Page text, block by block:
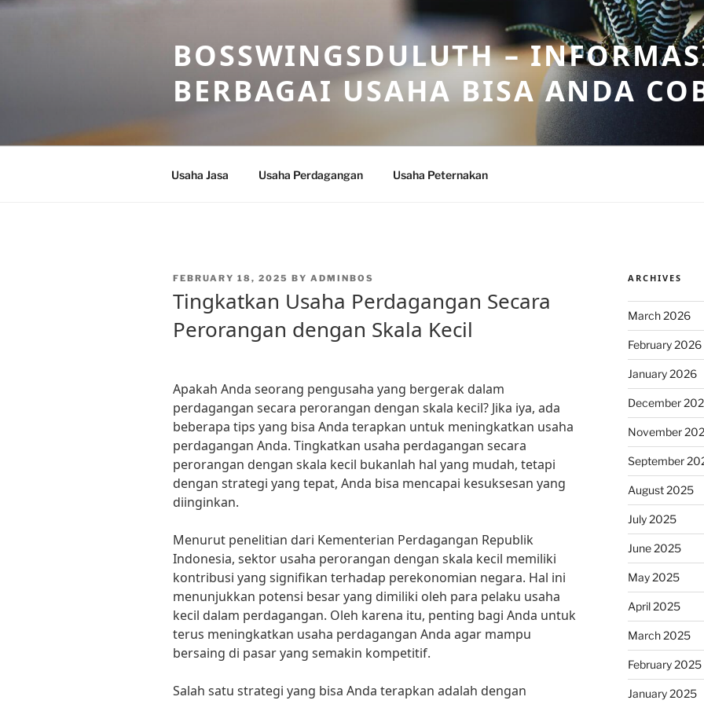
Skip
BOSSWINGSDULUTH –
BERBAGAI USAHA BISA ANDA
Usaha Jasa Usaha Perdagangan Usaha Peternakan
POSTED
FEBRUARY 18, 2025 BY ADMINBOS
Tingkatkan Usaha Perdagangan Secara
Perorangan dengan Skala Kecil
Apakah Anda seorang pengusaha yang bergerak dalam
perdagangan secara perorangan dengan skala kecil? Jika iya, ada
beberapa tips yang bisa Anda terapkan untuk meningkatkan usaha
perdagangan Anda. Tingkatkan usaha perdagangan secara
perorangan dengan skala kecil bukanlah hal yang mudah, tetapi
dengan strategi yang tepat, Anda bisa mencapai kesuksesan yang
diinginkan.
Menurut penelitian dari Kementerian Perdagangan Republik
Indonesia, sektor usaha perorangan dengan skala kecil memiliki
kontribusi yang signifikan terhadap perekonomian negara. Hal ini
menunjukkan potensi besar yang dimiliki oleh para pelaku usaha
kecil dalam perdagangan. Oleh karena itu, penting bagi Anda untuk
terus meningkatkan usaha perdagangan Anda agar mampu
bersaing di pasar yang semakin kompetitif.
Salah satu strategi yang bisa Anda terapkan adalah dengan
ARCHIVES
March 2026
February 2026
January 2026
December
November
September
August 2025
July 2025
June 2025
May 2025
April 2025
March 2025
February 2025
January 2025